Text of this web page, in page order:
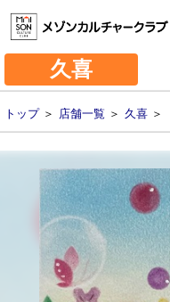
久喜
トップ＞ 店舗一覧 ＞ 久喜 ＞